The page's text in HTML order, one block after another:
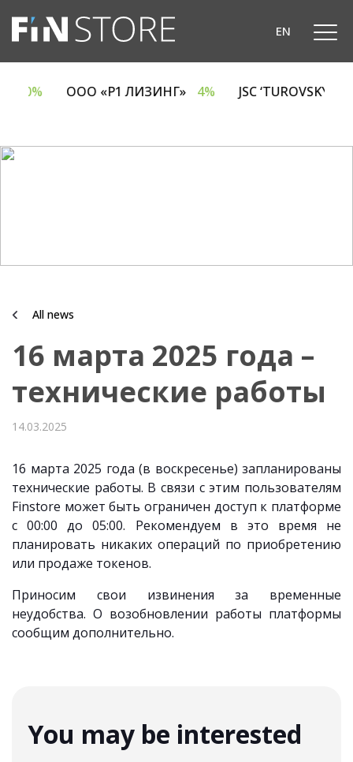
EN
6.70% ООО «Р1 ЛИЗИНГ» 4% JSC ‘TUROVSKY
All news
16 марта 2025 года –
технические работы
14.03.2025
16 марта 2025 года (в воскресенье) запланированы
технические работы. В связи с этим пользователям
Finstore может быть ограничен доступ к платформе
с 00:00 до 05:00. Рекомендуем в это время не
планировать никаких операций по приобретению
или продаже токенов.
Приносим свои извинения за временные
неудобства. О возобновлении работы платформы
сообщим дополнительно.
You may be interested